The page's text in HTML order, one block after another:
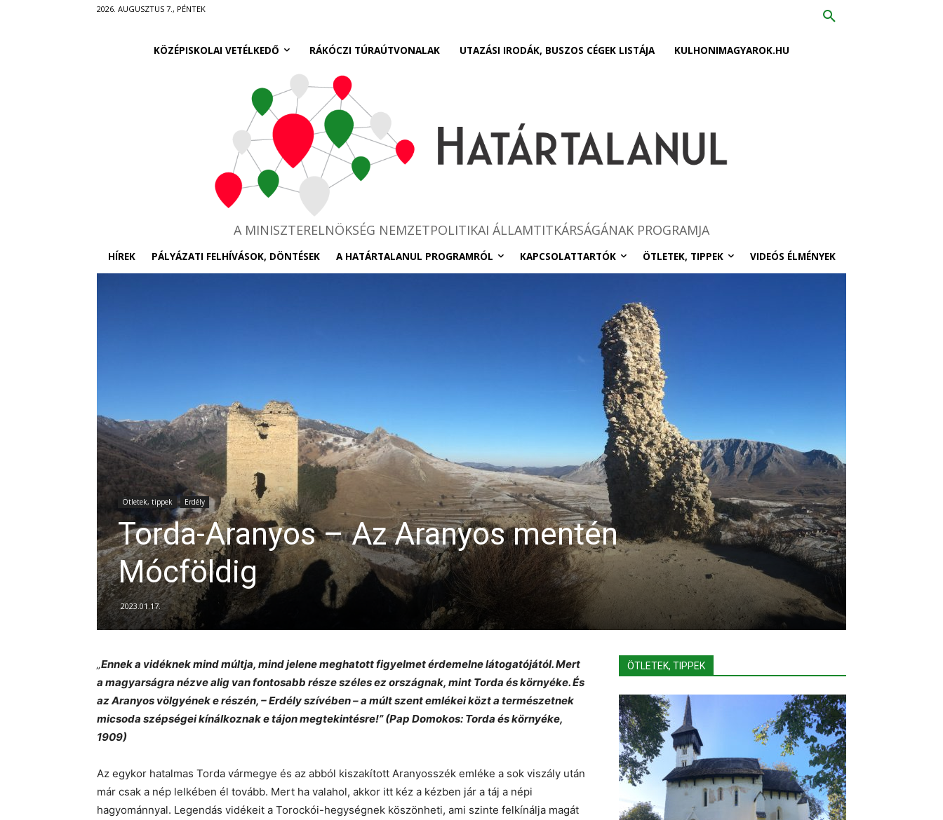
2026. AUGUSZTUS 7., PÉNTEK
KÖZÉPISKOLAI VETÉLKEDŐ RÁKÓCZI TÚRAÚTVONALAK UTAZÁSI IRODÁK, BUSZOS CÉGEK LISTÁJA KULHONIMAGYAROK.HU
A MINISZTERELNÖKSÉG NEMZETPOLITIKAI ÁLLAMTITKÁRSÁGÁNAK PROGRAMJA
HÍREK PÁLYÁZATI FELHÍVÁSOK, DÖNTÉSEK A HATÁRTALANUL PROGRAMRÓL KAPCSOLATTARTÓK ÖTLETEK, TIPPEK VIDEÓS ÉLMÉNYEK
Ötletek, tippek Erdély
Torda-Aranyos – Az Aranyos mentén
Mócföldig
2023.01.17.
„Ennek a vidéknek mind múltja, mind jelene meghatott figyelmet érdemelne látogatójától. Mert
a magyarságra nézve alig van fontosabb része széles ez országnak, mint Torda és környéke. És
az Aranyos völgyének e részén, – Erdély szívében – a múlt szent emlékei közt a természetnek
micsoda szépségei kínálkoznak e tájon megtekintésre!” (Pap Domokos: Torda és környéke,
1909)
Az egykor hatalmas Torda vármegye és az abból kiszakított Aranyosszék emléke a sok viszály után
már csak a nép lelkében él tovább. Mert ha valahol, akkor itt kéz a kézben jár a táj a népi
hagyománnyal. Legendás vidékeit a Torockói-hegységnek köszönheti, ami szinte felkínálja magát
ÖTLETEK, TIPPEK